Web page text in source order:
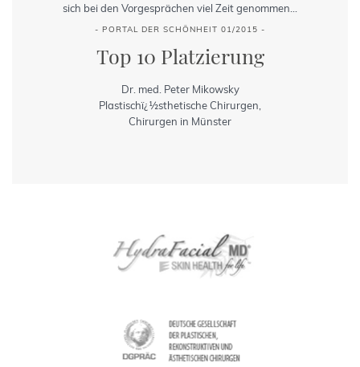
sich bei den Vorgesprächen viel Zeit genommen...
- PORTAL DER SCHÖNHEIT 01/2015 -
Top 10 Platzierung
Dr. med. Peter Mikowsky
Plastischï¿½sthetische Chirurgen,
Chirurgen in Münster